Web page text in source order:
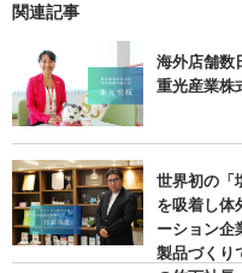
関連記事
海外店舗数
重光産業株
世界初の「
を吸着し体
ーション企
製品づくり